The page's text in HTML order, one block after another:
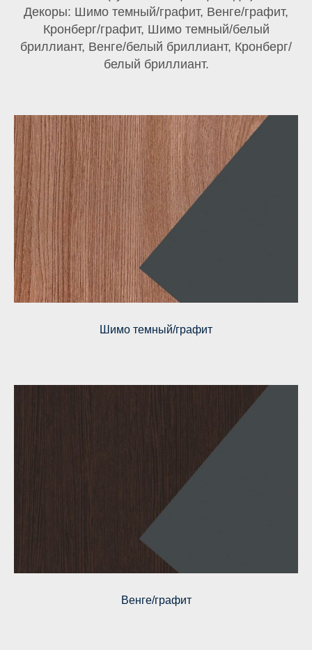
Декоры: Шимо темный/графит, Венге/графит,
Кронберг/графит, Шимо темный/белый
бриллиант, Венге/белый бриллиант, Кронберг/
белый бриллиант.
Шимо темный/графит
Венге/графит